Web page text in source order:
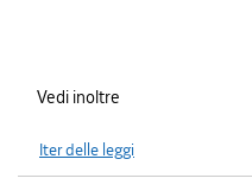
Vedi inoltre
Iter delle leggi